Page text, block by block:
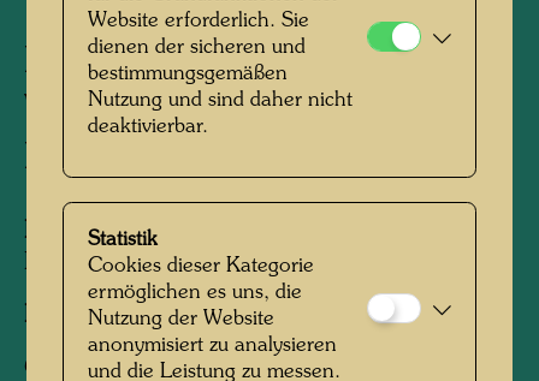
Hundertwasser auf dem
Wasserweg zwischen
Farmhaus und Bucht
Personen am Foto:
Hundertwasser
Fotograf:Unbekannt Unknown
Copyright:Hundertwasser Archiv
Website erforderlich. Sie
dienen der sicheren und
bestimmungsgemäßen
Nutzung und sind daher nicht
deaktivierbar.
Statistik
Cookies dieser Kategorie
ermöglichen es uns, die
Nutzung der Website
anonymisiert zu analysieren
und die Leistung zu messen.